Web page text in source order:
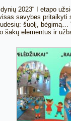
2023“ I etapo
savybes
šuolį,
elementus ir